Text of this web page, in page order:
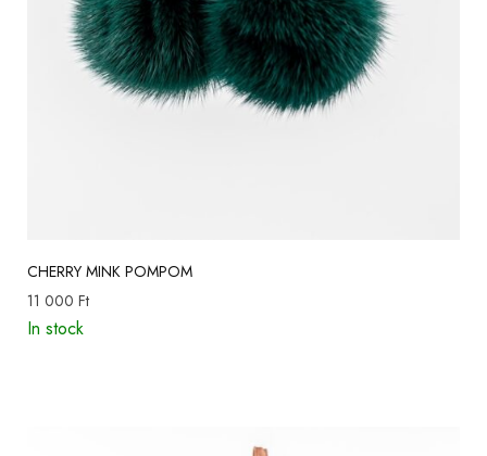
CHERRY MINK POMPOM
11 000 Ft
In stock